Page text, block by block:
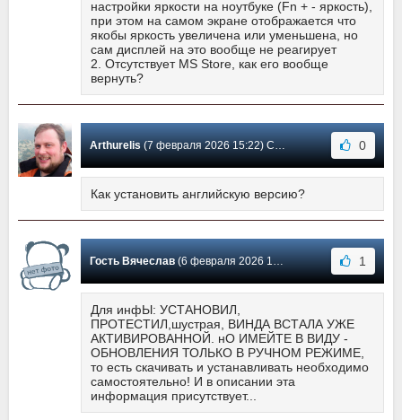
настройки яркости на ноутбуке (Fn + - яркость),
при этом на самом экране отображается что
якобы яркость увеличена или уменьшена, но
сам дисплей на это вообще не реагирует
2. Отсутствует MS Store, как его вообще
вернуть?
Arthurelis(7 февраля 2026 15:22) Сообщение #23 0
Как установить английскую версию?
Гость Вячеслав(6 февраля 2026 12:25) Сообщение #22 1
Для инфЫ: УСТАНОВИЛ,
ПРОТЕСТИЛ,шустрая, ВИНДА ВСТАЛА УЖЕ
АКТИВИРОВАННОЙ. нО ИМЕЙТЕ В ВИДУ -
ОБНОВЛЕНИЯ ТОЛЬКО В РУЧНОМ РЕЖИМЕ,
то есть скачивать и устанавливать необходимо
самостоятельно! И в описании эта
информация присутствует...